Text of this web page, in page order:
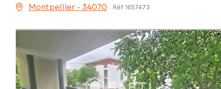
Montpellier - 34070 Réf 1657473